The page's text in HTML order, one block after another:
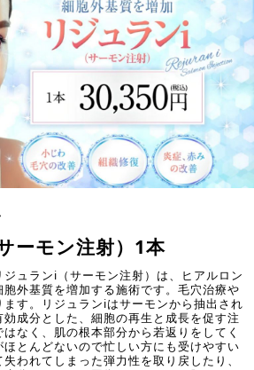
ーモン注射）1本
ュランi（サーモン注射）は、ヒアルロン
外基質を増加する施術です。毛穴治療や
す。リジュランiはサーモンから抽出され
成分とした、細胞の再生と成長を促す注
なく、肌の根本部分から若返りをしてく
とんどないので忙しい方にも受けやすい
われてしまった弾力性を取り戻したり、